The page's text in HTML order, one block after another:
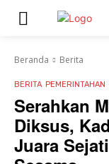
Beranda Berita
BERITA PEMERINTAHAN
Serahkan
Diksus,
Juara